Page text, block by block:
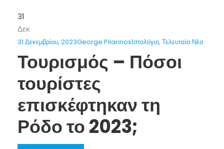
31
Δεκ
31 Δεκεμβρίου, 2023George PilarinosΙστολόγιο, Τελευταία Νέα
Τουρισμός – Πόσοι
τουρίστες
επισκέφτηκαν τη
Ρόδο το 2023;